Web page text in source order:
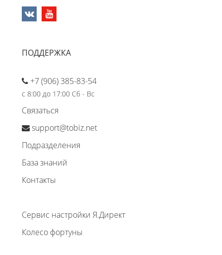
ПОДДЕРЖКА
+7 (906) 385-83-54
с 8:00 до 17:00 Сб - Вс
Связаться
support@tobiz.net
Подразделения
База знаний
Контакты
Сервис настройки Я.Директ
Колесо фортуны